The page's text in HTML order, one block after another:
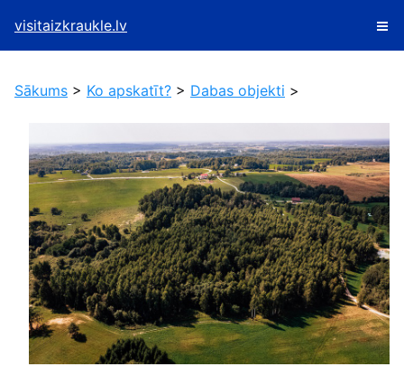
visitaizkraukle.lv
Sākums > Ko apskatīt? > Dabas objekti >